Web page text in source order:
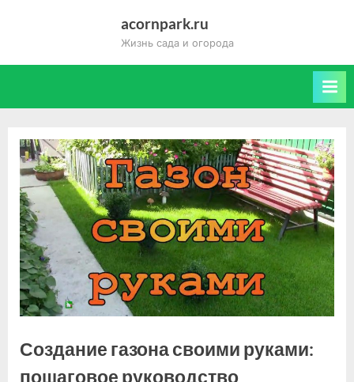
acornpark.ru
Жизнь сада и огорода
Создание газона своими руками:
пошаговое руководство